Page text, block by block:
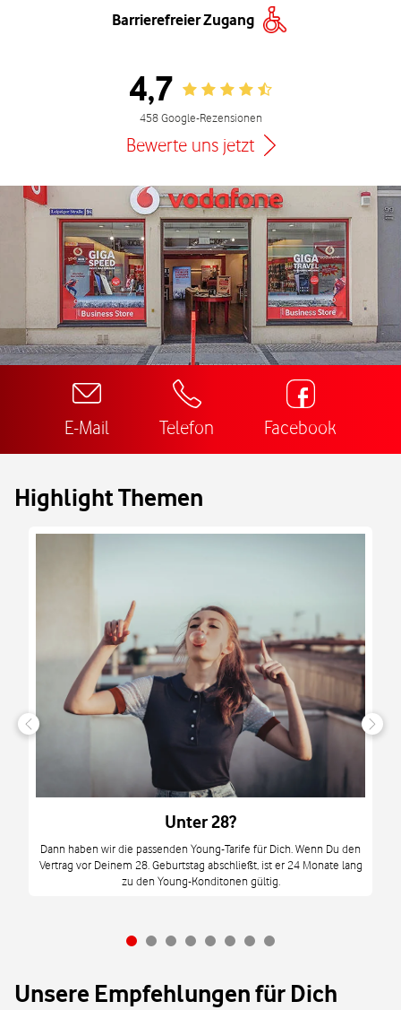
Barrierefreier Zugang
4,7 Rating 4.7
458 Google-Rezensionen
Bewerte uns jetzt
E-Mail Telefon Facebook
Highlight Themen
Unter 28?
Dann haben wir die passenden Young-Tarife für Dich. Wenn Du den
Vertrag vor Deinem 28. Geburtstag abschließt, ist er 24 Monate lang
zu den Young-Konditonen gültig.
Unsere Empfehlungen für Dich